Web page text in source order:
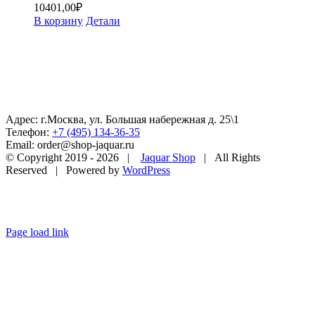
10401,00₽
В корзину Детали
Адрес: г.Москва, ул. Большая набережная д. 25\1
Телефон: +7 (495) 134-36-35
Email: order@shop-jaquar.ru
© Copyright 2019 - 2026 | Jaquar Shop | All Rights
Reserved | Powered by WordPress
Page load link